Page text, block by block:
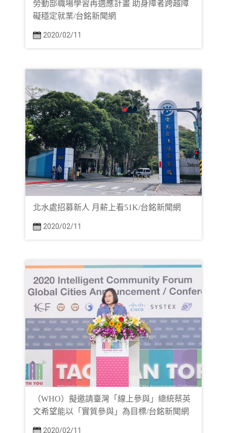
勞動部職場學習再適應計畫 助身障者跨越障
礙穩定就業/台銘新聞網
2020/02/11
北水處招募新人 月薪上看51K/台銘新聞網
2020/02/11
（WHO）擬邀請臺灣「線上參與」總統蔡英
文希望能以「實質參與」為目標/台銘新聞網
2020/02/11